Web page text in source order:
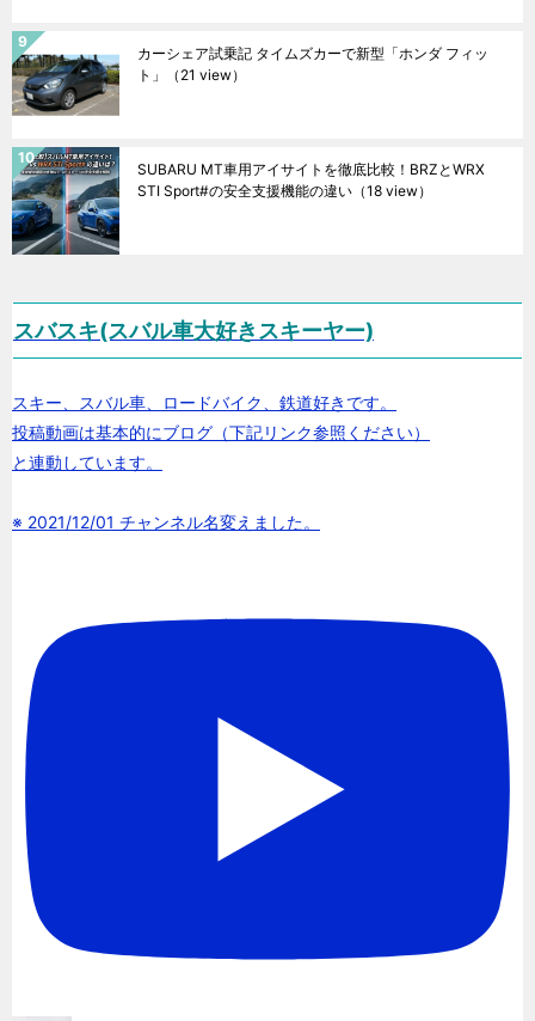
カーシェア試乗記 タイムズカーで新型「ホンダ フィッ
ト」
（21 view）
SUBARU MT車用アイサイトを徹底比較！BRZとWRX
STI Sport#の安全支援機能の違い （18 view）
スバスキ(スバル車大好きスキーヤー)
スキー、スバル車、ロードバイク、鉄道好きです。
投稿動画は基本的にブログ（下記リンク参照ください）
と連動しています。
※ 2021/12/01 チャンネル名変えました。